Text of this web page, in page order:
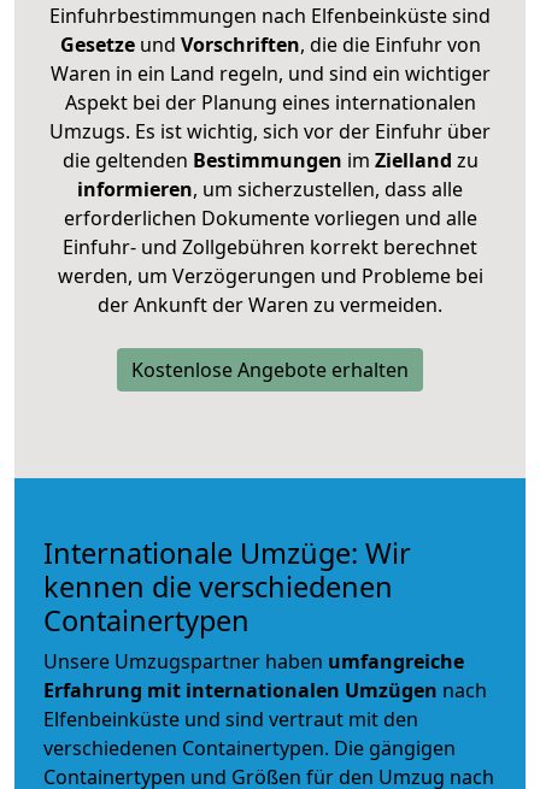
Einfuhrbestimmungen nach Elfenbeinküste sind
Gesetzeund Vorschriften, die die Einfuhr von
Waren in ein Land regeln, und sind ein wichtiger
Aspekt bei der Planung eines internationalen
Umzugs. Es ist wichtig, sich vor der Einfuhr über
die geltenden Bestimmungen im Zielland zu
informieren, um sicherzustellen, dass alle
erforderlichen Dokumente vorliegen und alle
Einfuhr- und Zollgebühren korrekt berechnet
werden, um Verzögerungen und Probleme bei
der Ankunft der Waren zu vermeiden.
Kostenlose Angebote erhalten
Internationale Umzüge: Wir
kennen die verschiedenen
Containertypen
Unsere Umzugspartner haben umfangreiche
Erfahrung mit internationalen Umzügen nach
Elfenbeinküste und sind vertraut mit den
verschiedenen Containertypen. Die gängigen
Containertypen und Größen für den Umzug nach